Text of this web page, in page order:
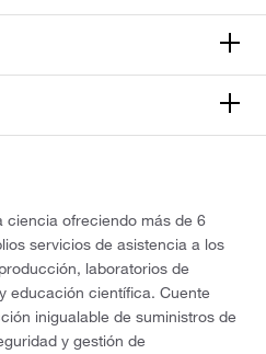
ciencia ofreciendo más de 6
servicios de asistencia a los
laboratorios de
educación científica. Cuente
inigualable de suministros de
y gestión de